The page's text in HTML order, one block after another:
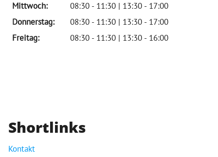
Mittwoch:
08:30 - 11:30 | 13:30 - 17:00
Donnerstag:
08:30 - 11:30 | 13:30 - 17:00
Freitag:
08:30 - 11:30 | 13:30 - 16:00
Shortlinks
Kontakt